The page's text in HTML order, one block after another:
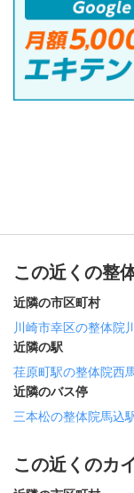
この近くの整
近隣の市区町村
川崎市幸区の整体院
近隣の駅
荏原町駅の整体院西
近隣のバス停
三本松の整体院馬込
この近くのカ